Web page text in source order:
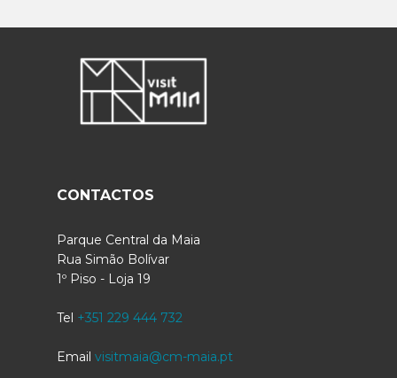
CONTACTOS
Parque Central da Maia
Rua Simão Bolívar
1º Piso - Loja 19
Tel +351 229 444 732
Email visitmaia@cm-maia.pt